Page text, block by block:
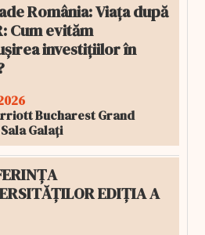
România: Viața după
Cum evităm
investițiilor în
Bucharest Grand
Galați
EDIȚIA A